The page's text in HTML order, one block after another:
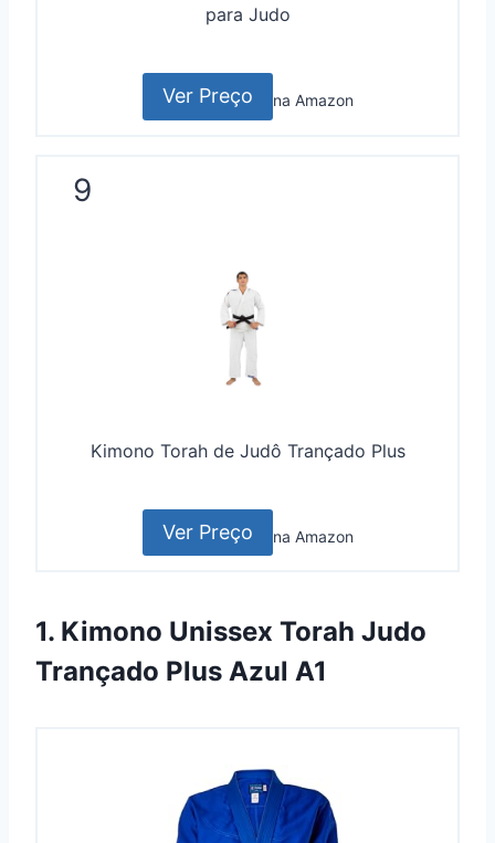
para Judo
Ver Preço na Amazon
9
Kimono Torah de Judô Trançado Plus
Ver Preço na Amazon
1. Kimono Unissex Torah Judo
Trançado Plus Azul A1